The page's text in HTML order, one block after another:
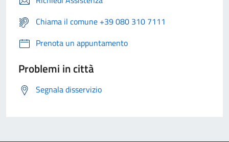
Chiama il comune +39 080 310 7111
Prenota un appuntamento
Problemi in città
Segnala disservizio